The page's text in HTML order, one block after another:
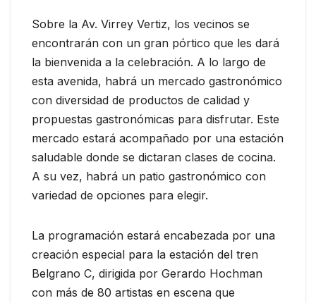
Sobre la Av. Virrey Vertiz, los vecinos se
encontrarán con un gran pórtico que les dará
la bienvenida a la celebración. A lo largo de
esta avenida, habrá un mercado gastronómico
con diversidad de productos de calidad y
propuestas gastronómicas para disfrutar. Este
mercado estará acompañado por una estación
saludable donde se dictaran clases de cocina.
A su vez, habrá un patio gastronómico con
variedad de opciones para elegir.
La programación estará encabezada por una
creación especial para la estación del tren
Belgrano C, dirigida por Gerardo Hochman
con más de 80 artistas en escena que